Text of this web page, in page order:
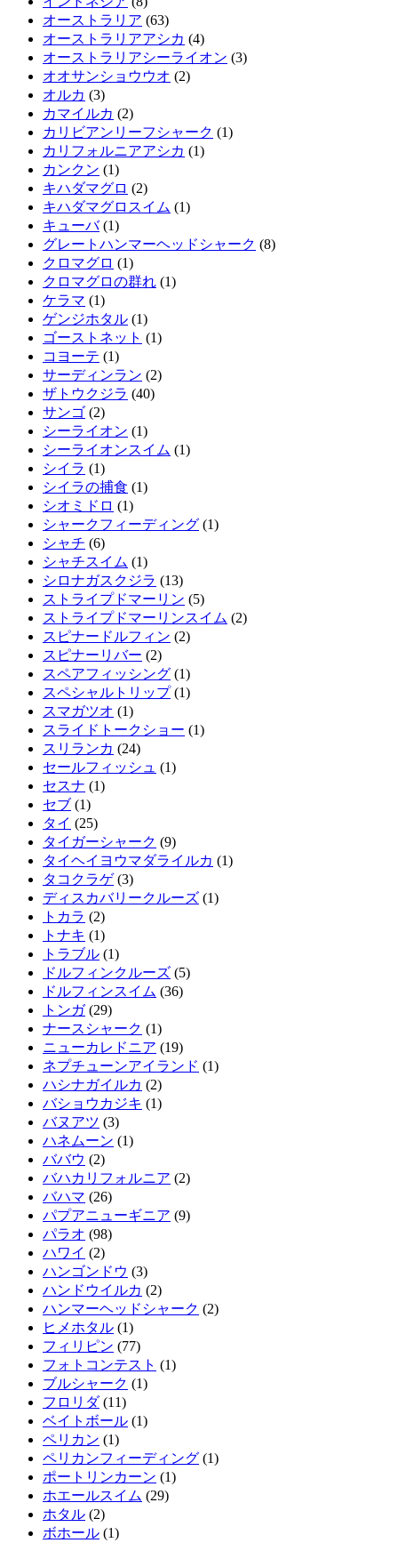
オーストラリア (63)
オーストラリアアシカ (4)
オーストラリアシーライオン (3)
オオサンショウウオ (2)
オルカ (3)
カマイルカ (2)
カリビアンリーフシャーク (1)
カリフォルニアアシカ (1)
カンクン (1)
キハダマグロ (2)
キハダマグロスイム (1)
キューバ(1)
グレートハンマーヘッドシャーク (8)
クロマグロ (1)
クロマグロの群れ (1)
ケラマ (1)
ゲンジホタル (1)
ゴーストネット (1)
コヨーテ (1)
サーディンラン (2)
ザトウクジラ (40)
サンゴ (2)
シーライオン (1)
シーライオンスイム (1)
シイラ (1)
シイラの捕食 (1)
シオミドロ (1)
シャークフィーディング (1)
シャチ (6)
シャチスイム (1)
シロナガスクジラ (13)
ストライプドマーリン (5)
ストライプドマーリンスイム (2)
スピナードルフィン (2)
スピナーリバー (2)
スペアフィッシング (1)
スペシャルトリップ(1)
スマガツオ (1)
スライドトークショー (1)
スリランカ (24)
セールフィッシュ (1)
セスナ (1)
セブ (1)
タイ (25)
タイガーシャーク (9)
タイヘイヨウマダライルカ (1)
タコクラゲ(3)
ディスカバリークルーズ (1)
トカラ (2)
トナキ (1)
トラブル (1)
ドルフィンクルーズ (5)
ドルフィンスイム (36)
トンガ(29)
ナースシャーク (1)
ニューカレドニア (19)
ネプチューンアイランド (1)
ハシナガイルカ (2)
バショウカジキ (1)
バヌアツ (3)
ハネムーン (1)
ババウ (2)
バハカリフォルニア (2)
バハマ (26)
パプアニューギニア (9)
パラオ (98)
ハワイ (2)
ハンゴンドウ (3)
ハンドウイルカ (2)
ハンマーヘッドシャーク (2)
ヒメホタル (1)
フィリピン (77)
フォトコンテスト (1)
ブルシャーク (1)
フロリダ(11)
ベイトボール (1)
ペリカン (1)
ペリカンフィーディング (1)
ポートリンカーン (1)
ホエールスイム (29)
ホタル (2)
ボホール (1)